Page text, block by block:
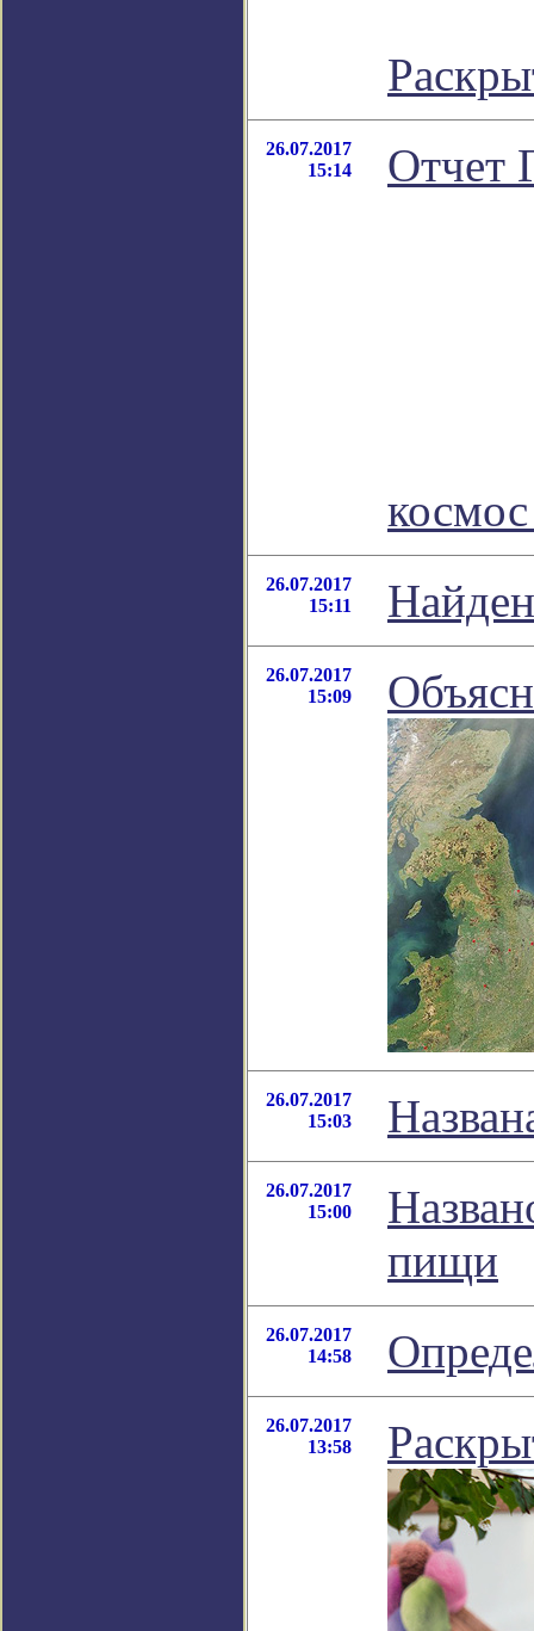
26.07.2017
15:14
Отчет
26.07.2017
15:11
26.07.2017
15:09
26.07.2017
15:03
26.07.2017
15:00
пищи
26.07.2017
14:58
26.07.2017
13:58